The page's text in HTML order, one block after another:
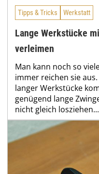
Tipps & Tricks Werkstatt
Lange Werkstücke
verleimen
Man kann noch so
immer reichen sie
langer Werkstücke
genügend lange
nicht gleich losziehen...